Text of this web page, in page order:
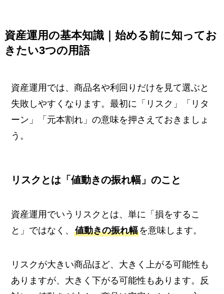
資産運用の基本知識｜始める前に知ってお
きたい3つの用語
資産運用では、商品名や利回りだけを見て選ぶと
失敗しやすくなります。最初に「リスク」「リタ
ーン」「元本割れ」の意味を押さえておきましょ
う。
リスクとは「値動きの振れ幅」のこと
資産運用でいうリスクとは、単に「損をするこ
と」ではなく、値動きの振れ幅を意味します。
リスクが大きい商品ほど、大きく上がる可能性も
ありますが、大きく下がる可能性もあります。反